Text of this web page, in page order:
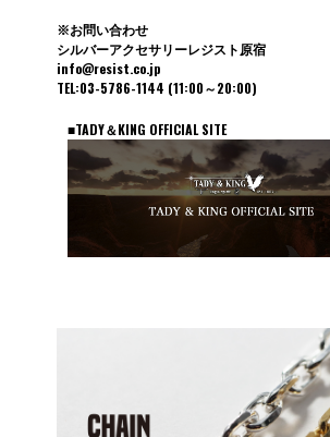
※お問い合わせ
シルバーアクセサリーレジスト原宿
info@resist.co.jp
TEL:03-5786-1144 (11:00～20:00)
■TADY＆KING OFFICIAL SITE